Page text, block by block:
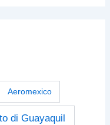
Aeromexico
di Guayaquil